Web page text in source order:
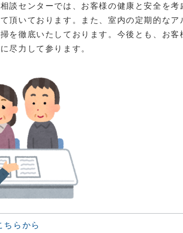
談センターでは、お客様の健康と安全を考
頂いております。また、室内の定期的なア
を徹底いたしております。今後とも、お客
尽力して参ります。
らから